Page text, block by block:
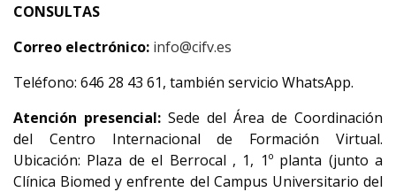
CONSULTAS
Correo electrónico: info@cifv.es
Teléfono: 646 28 43 61, también servicio WhatsApp.
Atención presencial: Sede del Área de Coordinación
del Centro Internacional de Formación Virtual.
Ubicación: Plaza de el Berrocal , 1, 1º planta (junto a
Clínica Biomed y enfrente del Campus Universitario del